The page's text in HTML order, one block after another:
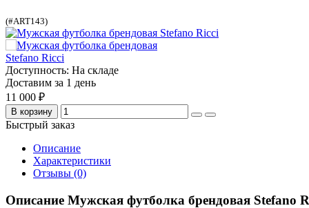
(#ART143)
Доступность: На складе
Доставим за 1 день
11 000 ₽
В корзину
Быстрый заказ
Описание
Характеристики
Отзывы (0)
Описание Мужская футболка брендовая Stefano